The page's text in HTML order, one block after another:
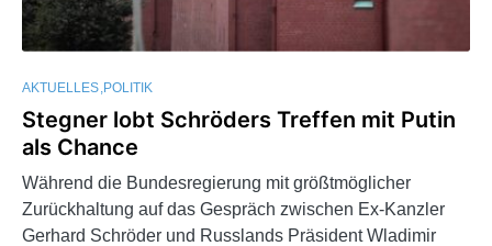
AKTUELLES POLITIK
Stegner lobt Schröders Treffen mit Putin
als Chance
Während die Bundesregierung mit größtmöglicher
Zurückhaltung auf das Gespräch zwischen Ex-Kanzler
Gerhard Schröder und Russlands Präsident Wladimir